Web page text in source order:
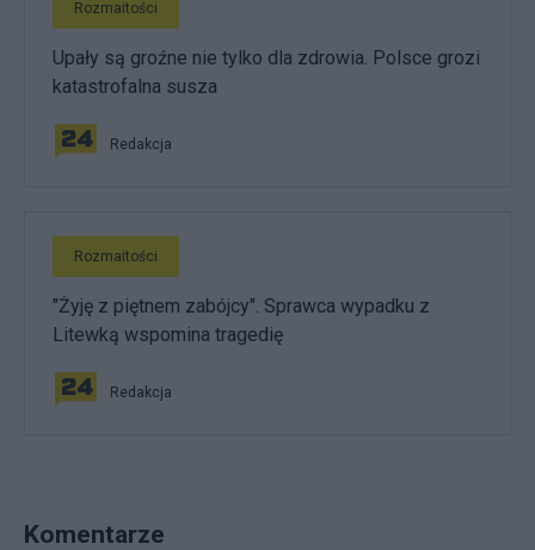
Rozmaitości
Upały są groźne nie tylko dla zdrowia. Polsce grozi
katastrofalna susza
Redakcja
Rozmaitości
"Żyję z piętnem zabójcy". Sprawca wypadku z
Litewką wspomina tragedię
Redakcja
Komentarze